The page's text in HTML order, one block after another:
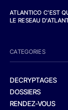
ATLANTICO C'EST
LE RESEAU
CATEGORIES
DECRYPTAGES
DOSSIERS
RENDEZ-VOUS